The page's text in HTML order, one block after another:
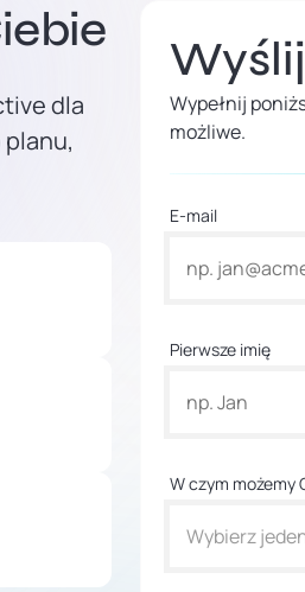
dla
Wypełnij
możliwe.
E-mail
Pierwsze imię
W czym możemy
Wybierz